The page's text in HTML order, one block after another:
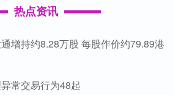
热点资讯
增持约8.28万股 每股作价约79.89港
常交易行为48起